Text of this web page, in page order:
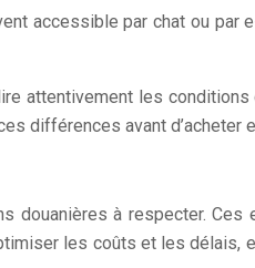
accessible par chat ou par
attentivement les conditions
différences avant d’acheter
douanières à respecter. Ces
les coûts et les délais,